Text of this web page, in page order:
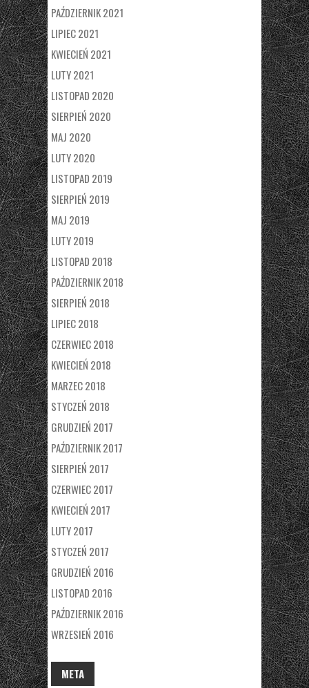
PAŹDZIERNIK 2021
LIPIEC 2021
KWIECIEŃ 2021
LUTY 2021
LISTOPAD 2020
SIERPIEŃ 2020
MAJ 2020
LUTY 2020
LISTOPAD 2019
SIERPIEŃ 2019
MAJ 2019
LUTY 2019
LISTOPAD 2018
PAŹDZIERNIK 2018
SIERPIEŃ 2018
LIPIEC 2018
CZERWIEC 2018
KWIECIEŃ 2018
MARZEC 2018
STYCZEŃ 2018
GRUDZIEŃ 2017
PAŹDZIERNIK 2017
SIERPIEŃ 2017
CZERWIEC 2017
KWIECIEŃ 2017
LUTY 2017
STYCZEŃ 2017
GRUDZIEŃ 2016
LISTOPAD 2016
PAŹDZIERNIK 2016
WRZESIEŃ 2016
META